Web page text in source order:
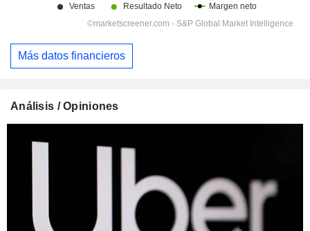
Más datos financieros
Análisis / Opiniones